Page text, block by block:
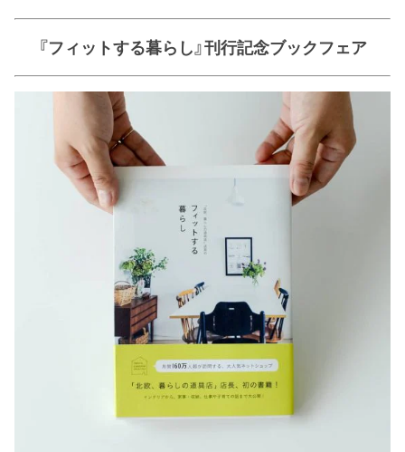
『フィットする暮らし』刊行記念ブックフェア